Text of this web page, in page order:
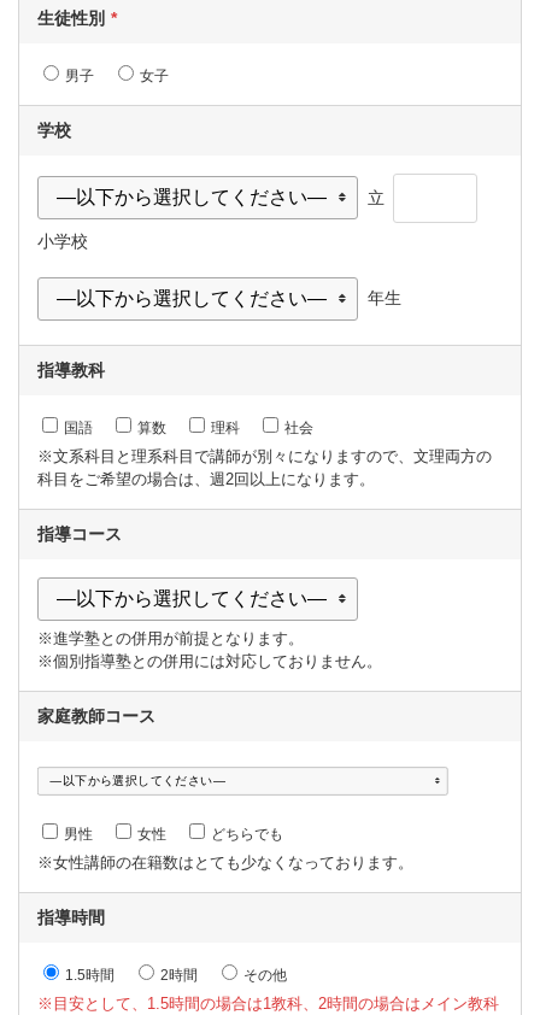
生徒性別
男子 女子
学校
立
小学校
年生
指導教科
国語 算数 理科 社会
※文系科目と理系科目で講師が別々になりますので、文理両方の
科目をご希望の場合は、週2回以上になります。
指導コース
※進学塾との併用が前提となります。
※個別指導塾との併用には対応しておりません。
家庭教師コース
男性 女性 どちらでも
※女性講師の在籍数はとても少なくなっております。
指導時間
1.5時間 2時間 その他
※目安として、1.5時間の場合は1教科、2時間の場合はメイン教科